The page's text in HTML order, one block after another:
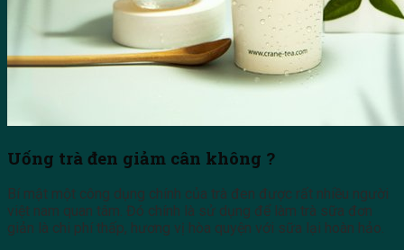
Uống trà đen giảm cân không ?
Bí mật một công dụng chính của trà đen được rất nhiều người
việt nam quan tâm. Đó chính là sử dụng để làm trà sữa đơn
giản là chi phí thấp, hương vị hòa quyện với sữa lại hoàn hảo.